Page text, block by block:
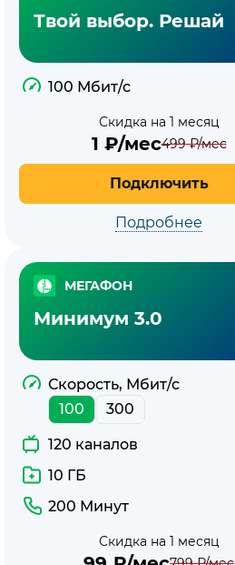
Твой выбор. Решай
100 Мбит/с
Скидка на 1 месяц
1 ₽/мес499₽/мес
Подключить
Подробнее
МЕГАФОН
Минимум 3.0
Скорость, Мбит/с
100
300
120 каналов
10 ГБ
200 Минут
Скидка на 1 месяц